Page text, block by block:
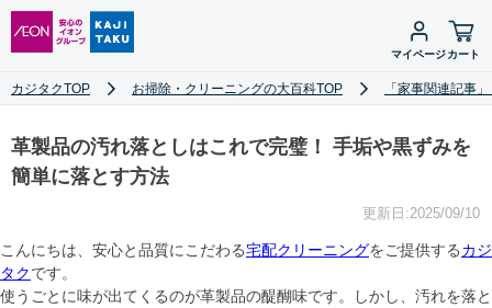
マイページカート
カジタクTOP お掃除・クリーニングの大百科TOP 「家事関連記事
革製品の汚れ落としはこれで完璧！ 手垢や黒ずみを
簡単に落とす方法
更新日:2025/09/10
こんにちは、安心と品質にこだわる宅配クリーニングをご提供するカジ
タクです。
使うごとに味が出てくるのが革製品の醍醐味です。しかし、汚れを落と